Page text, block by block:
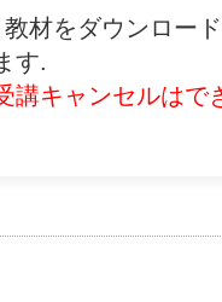
材をダウンロー
す.
講キャンセルはで